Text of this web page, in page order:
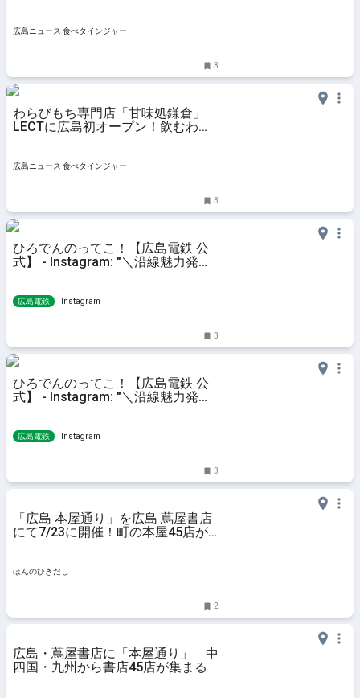
広島ニュース 食べタインジャー
3
わらびもち専門店「甘味処鎌倉」
LECTに広島初オープン！飲むわら
広島ニュース 食べタインジャー
3
ひろでんのってこ！【広島電鉄 公
式】 - Instagram: "＼沿線魅力発見
的なスポットの情報を発見する「沿
広島電鉄 Instagram
3
ひろでんのってこ！【広島電鉄 公
式】 - Instagram: "＼沿線魅力発見
沿線の魅力的なスポットの情報を発
広島電鉄 Instagram
3
「広島 本屋通り」を広島 蔦屋書店
にて7/23に開催！町の本屋45店が
きだし
ほんのひきだし
2
広島・蔦屋書店に「本屋通り」 中
四国・九州から書店45店が集まる